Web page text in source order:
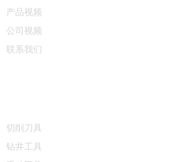
产品视频
公司视频
联系我们
切削刀具
钻井工具